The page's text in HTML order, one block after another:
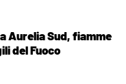
Aurelia Sud, fiamme
del Fuoco